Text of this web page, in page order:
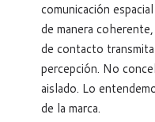
comunicación
de manera
de contacto
percepción. No
aislado. Lo
de la marca.